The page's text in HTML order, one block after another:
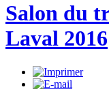
Salon du
Laval 2016